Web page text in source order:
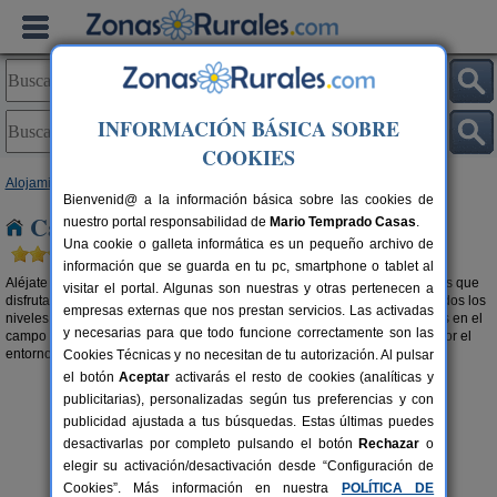
Alojamientos
Casas rurales en el campo en Cataluña
Aléjate de la la polución y del mundanal ruido y relájate con los beneficios que
disfrutar de una
te proporciona a todos los
niveles. Desconecta del día a día y opta por alojamientos rurales aislados en el
campo o
casas rurales en la montaña en Cataluñay haz una excursión por el
entorno. El aire puro tiene muchos más beneficios de los que imaginas.
INFORMACIÓN BÁSICA SOBRE
COOKIES
Bienvenid@ a la información básica sobre las cookies de
nuestro portal responsabilidad de Mario Temprado Casas.
Una cookie o galleta informática es un pequeño archivo de
información que se guarda en tu pc, smartphone o tablet al
visitar el portal. Algunas son nuestras y otras pertenecen a
empresas externas que nos prestan servicios. Las activadas
y necesarias para que todo funcione correctamente son las
Cookies Técnicas y no necesitan de tu autorización. Al pulsar
el botónAceptar activarás el resto de cookies (analíticas y
publicitarias), personalizadas según tus preferencias y con
publicidad ajustada a tus búsquedas. Estas últimas puedes
desactivarlas por completo pulsando el botón Rechazar o
elegir su activación/desactivación desde “Configuración de
Cookies”. Más información en nuestra
POLÍTICA DE